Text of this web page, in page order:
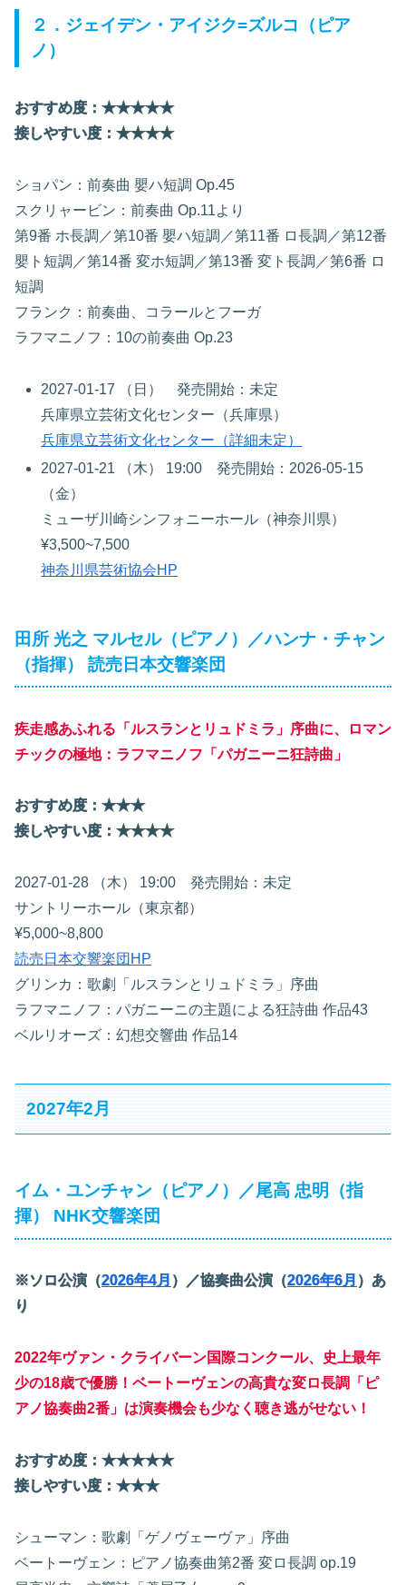
２．ジェイデン・アイジク=ズルコ（ピア
ノ）
おすすめ度：★★★★★
接しやすい度：★★★★
ショパン：前奏曲 嬰ハ短調 Op.45
スクリャービン：前奏曲 Op.11より
第9番 ホ長調／第10番 嬰ハ短調／第11番 ロ長調／第12番
嬰ト短調／第14番 変ホ短調／第13番 変ト長調／第6番 ロ
短調
フランク：前奏曲、コラールとフーガ
ラフマニノフ：10の前奏曲 Op.23
2027-01-17 （日） 発売開始：未定
兵庫県立芸術文化センター（兵庫県）
兵庫県立芸術文化センター（詳細未定）
2027-01-21 （木） 19:00 発売開始：2026-05-15
（金）
ミューザ川崎シンフォニーホール（神奈川県）
¥3,500~7,500
神奈川県芸術協会HP
田所 光之 マルセル（ピアノ）／ハンナ・チャン
（指揮） 読売日本交響楽団
疾走感あふれる「ルスランとリュドミラ」序曲に、ロマン
チックの極地：ラフマニノフ「パガニーニ狂詩曲」
おすすめ度：★★★
接しやすい度：★★★★
2027-01-28 （木） 19:00 発売開始：未定
サントリーホール（東京都）
¥5,000~8,800
読売日本交響楽団HP
グリンカ：歌劇「ルスランとリュドミラ」序曲
ラフマニノフ：パガニーニの主題による狂詩曲 作品43
ベルリオーズ：幻想交響曲 作品14
2027年2月
イム・ユンチャン（ピアノ）／尾高 忠明（指
揮） NHK交響楽団
※ソロ公演（2026年4月 ）／協奏曲公演（2026年6月 ）あ
り
2022年ヴァン・クライバーン国際コンクール、史上最年
少の18歳で優勝！ベートーヴェンの高貴な変ロ長調「ピ
アノ協奏曲2番」は演奏機会も少なく聴き逃がせない！
おすすめ度：★★★★★
接しやすい度：★★★
シューマン：歌劇「ゲノヴェーヴァ」序曲
ベートーヴェン：ピアノ協奏曲第2番 変ロ長調 op.19